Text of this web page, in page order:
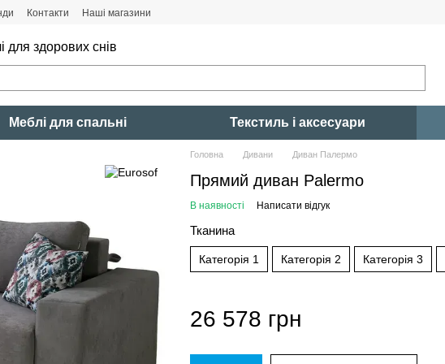
Контакти Наші магазини
для здорових снів
Меблі для спальні Текстиль і аксесуари
Головна Дивани Диван Палермо
Прямий диван Palermo
В наявності Написати відгук
Тканина
Категорія 1 Категорія 2 Категорія 3
26 578 грн